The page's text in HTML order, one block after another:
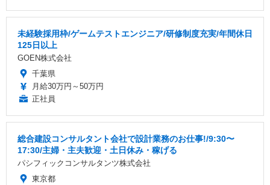
未経験採用枠/ゲームテストエンジニア/研修制度充実/年間休日
125日以上
GOEN株式会社
千葉県
月給30万円～50万円
正社員
総合建設コンサルタント会社で設計業務のお仕事!/9:30〜
17:30/主婦・主夫歓迎・土日休み・稼げる
パシフィックコンサルタンツ株式会社
東京都